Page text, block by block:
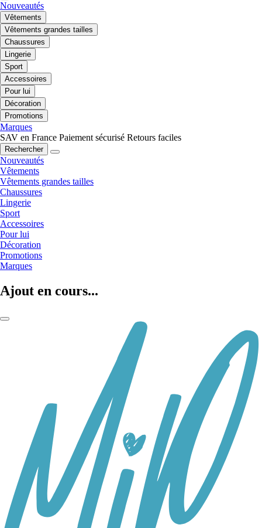
Nouveautés
Vêtements
Vêtements grandes tailles
Chaussures
Lingerie
Sport
Accessoires
Pour lui
Décoration
Promotions
Marques
SAV en France Paiement sécurisé Retours faciles
Rechercher
Nouveautés
Vêtements
Vêtements grandes tailles
Chaussures
Lingerie
Sport
Accessoires
Pour lui
Décoration
Promotions
Marques
Ajout en cours...